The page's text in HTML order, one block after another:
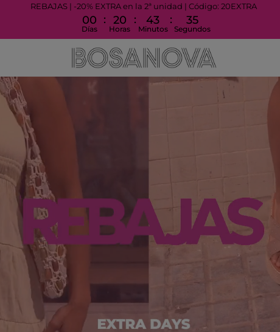
REBAJAS | -20% EXTRA en la 2ª unidad | Código: 20EXTRA
00
Días
: 20
Horas
: 43
Minutos
: 30
Segundos